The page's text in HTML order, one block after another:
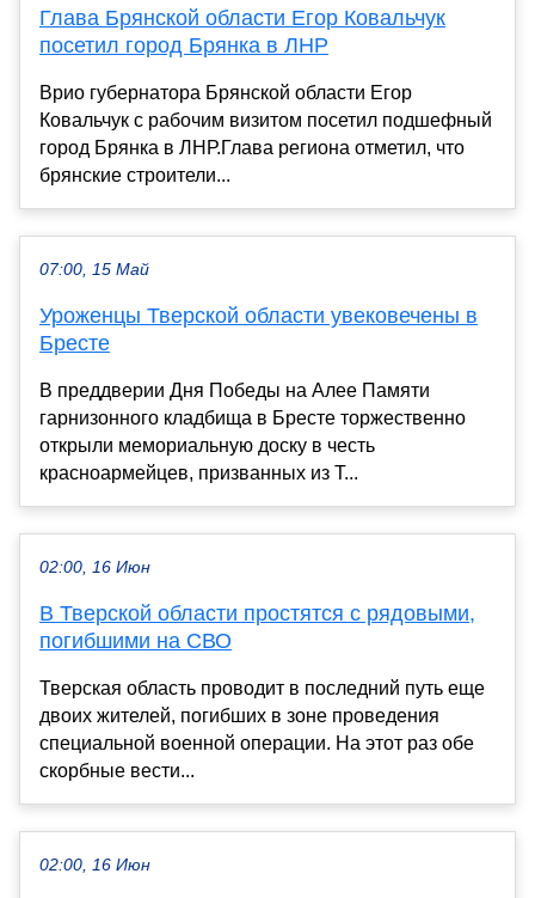
Глава Брянской области Егор Ковальчук
посетил город Брянка в ЛНР
Врио губернатора Брянской области Егор
Ковальчук с рабочим визитом посетил подшефный
город Брянка в ЛНР.Глава региона отметил, что
брянские строители...
07:00, 15 Май
Уроженцы Тверской области увековечены в
Бресте
В преддверии Дня Победы на Алее Памяти
гарнизонного кладбища в Бресте торжественно
открыли мемориальную доску в честь
красноармейцев, призванных из Т...
02:00, 16 Июн
В Тверской области простятся с рядовыми,
погибшими на СВО
Тверская область проводит в последний путь еще
двоих жителей, погибших в зоне проведения
специальной военной операции. На этот раз обе
скорбные вести...
02:00, 16 Июн